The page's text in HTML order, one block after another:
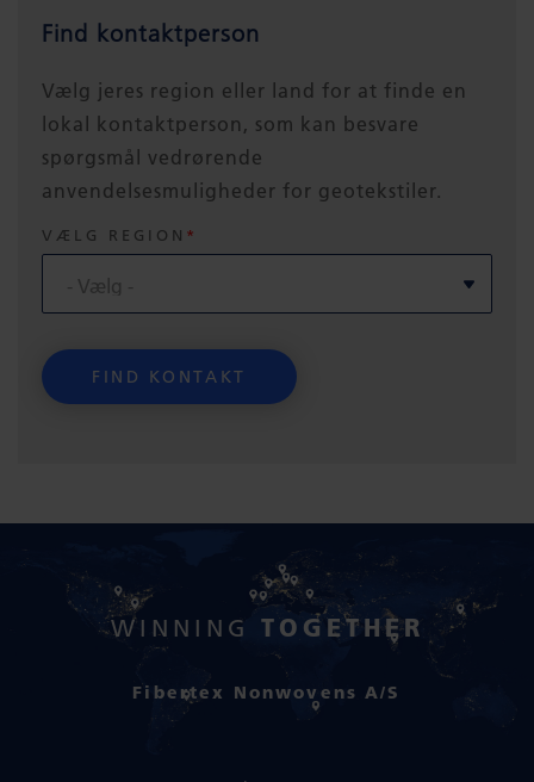
Find kontaktperson
Vælg jeres region eller land for at finde en
lokal kontaktperson, som kan besvare
spørgsmål vedrørende
anvendelsesmuligheder for geotekstiler.
VÆLG REGION
WINNING TOGETHER
Fibertex Nonwovens A/S